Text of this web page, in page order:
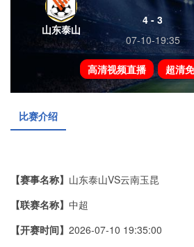
山东泰山
4 - 3
07-10-19:35
高清视频直播 超清
比赛介绍
【赛事名称】 山东泰山VS云南玉昆
【联赛名称】 中超
【开赛时间】 2026-07-10 19:35:00